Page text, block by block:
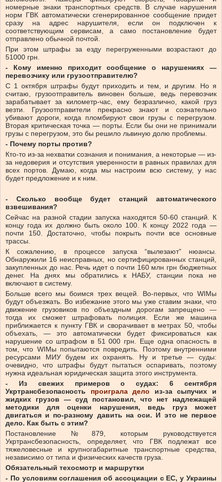
номерные знаки транспортных средств. В случае нарушения
норм ГВК автоматически сгенерированное сообщение придет
сразу на адрес нарушителя, если он подключен к
соответствующим сервисам, а само постановление будет
отправлено обычной почтой.
При этом штрафы за езду перегруженными возрастают до
51000 грн.
- Кому именно приходит сообщение о нарушениях —
перевозчику или грузоотправителю?
С 1 октября штрафы будут приходить и тем, и другим. Но я
считаю, грузоотправитель виновен больше, ведь перевозчик
зарабатывает за километр-час, ему безразлично, какой груз
везти. Грузоотправители прекрасно знают и сознательно
убивают дороги, когда пломбируют свои грузы с перегрузом.
Вторая критическая точка — порты. Если бы они не принимали
грузы с перегрузом, это бы решило львиную долю проблемы.
- Почему порты против?
Кто-то из-за нехватки сознания и понимания, а некоторые — из-
за недоверия и отсутствия уверенности в равных правилах для
всех портов. Думаю, когда мы настроим всю систему, у нас
будет предложение и к ним.
- Сколько вообще будет станций автоматического
взвешивания?
Сейчас на разной стадии запуска находятся 50-60 станций. К
концу года их должно быть около 100. К концу 2022 года —
почти 150. Достаточно, чтобы покрыть почти все основные
трассы.
К сожалению, в процессе запуска “вылезают” нюансы.
Обнаружили 16 неисправных, но сертифицированных станций,
закупленных до нас. Речь идет о почти 160 млн грн бюджетных
денег. На днях мы обратились к НАБУ, станции пока не
включают в систему.
Больше всего мы боимся трех вещей. Во-первых, что WIMы
будут объезжать. Во избежание этого мы уже ставим знаки, что
движение грузовиков по объездным дорогам запрещено —
тогда их сможет штрафовать полиция. Если же машина
приближается к пункту ГВК и сворачивает в метрах 50, чтобы
объехать, — это автоматически будет фиксироваться как
нарушение со штрафом в 51 000 грн. Еще одна опасность в
том, что WIMы попытаются повредить. Поэтому внутренними
ресурсами МИУ будем их охранять. Ну и третье — суды:
очевидно, что штрафы будут пытаться оспаривать, поэтому
нужна идеальная юридическая защита этого инструмента.
- Из свежих примеров о судах: 6 сентября
Укртрансбезопасность проиграла дело из-за сыпучих и
жидких грузов — суд постановил, что нет надлежащей
методики для оценки нарушения, ведь груз может
двигаться и по-разному давить на оси. И это не первое
дело. Как быть с этим?
Постановление №879, которым руководствуется
Укртрансбезопасность, определяет, что ГВК подлежат все
тяжеловесные и крупногабаритные транспортные средства,
независимо от типа и физических качеств груза.
Обязательный техосмотр и маршрутки
- По условиям соглашения об ассоциации с ЕС, у Украины